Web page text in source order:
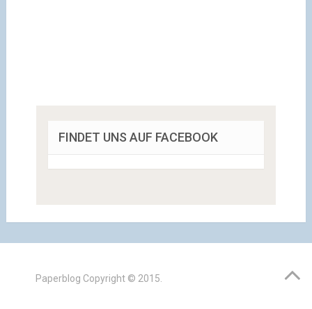
FINDET UNS AUF FACEBOOK
Paperblog Copyright © 2015.